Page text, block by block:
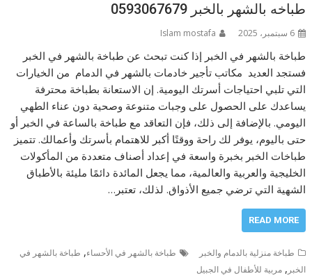
طباخه بالشهر بالخبر 0593067679
6 سبتمبر، 2025 Islam mostafa
طباخة بالشهر في الخبر إذا كنت تبحث عن طباخة بالشهر في الخبر
فستجد العديد مكاتب تأجير خادمات بالشهر في الدمام من الخيارات
التي تلبي احتياجات أسرتك اليومية. إن الاستعانة بطباخة محترفة
يساعدك على الحصول على وجبات متنوعة وصحية دون عناء الطهي
اليومي. بالإضافة إلى ذلك، فإن التعاقد مع طباخة بالساعة في الخبر أو
حتى باليوم، يوفر لك راحة ووقتًا أكبر للاهتمام بأسرتك وأعمالك. تتميز
طباخات الخبر بخبرة واسعة في إعداد أصناف متعددة من المأكولات
الخليجية والعربية والعالمية، مما يجعل المائدة دائمًا مليئة بالأطباق
الشهية التي ترضي جميع الأذواق. لذلك، تعتبر…
READ MORE
طباخة منزلية بالدمام والخبر طباخة بالشهر في الأحساء, طباخة بالشهر في
الخبر ,مربية للأطفال في الجبيل